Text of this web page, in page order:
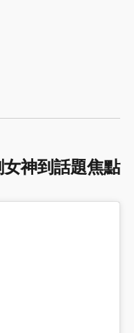
神到話題焦點